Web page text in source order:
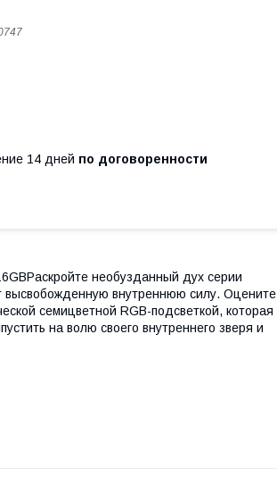
14 дней по договоренности
необузданный дух серии
высвобожденную внутреннюю силу. Оцените
семицветной RGB-подсветкой, которая
на волю своего внутреннего зверя и